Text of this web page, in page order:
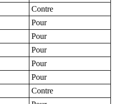
Contre
Pour
Pour
Pour
Pour
Pour
Contre